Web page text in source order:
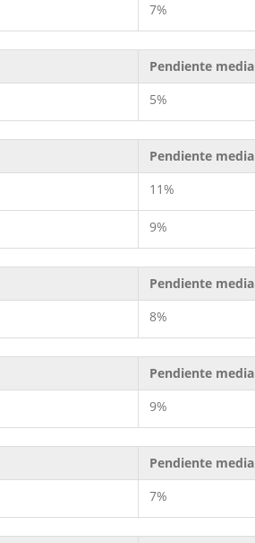
7%
Pendiente media
5%
Pendiente media
11%
9%
Pendiente media
8%
Pendiente media
9%
Pendiente media
7%